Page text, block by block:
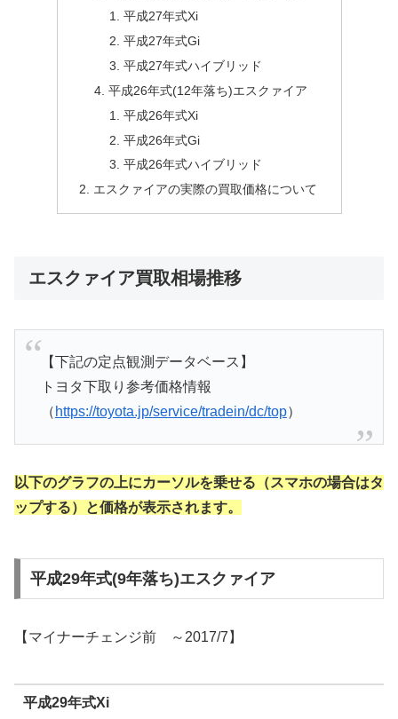
平成27年式Xi
平成27年式Gi
平成27年式ハイブリッド
平成26年式(12年落ち)エスクァイア
平成26年式Xi
平成26年式Gi
平成26年式ハイブリッド
エスクァイアの実際の買取価格について
エスクァイア買取相場推移
【下記の定点観測データベース】
トヨタ下取り参考価格情報
（ https://toyota.jp/service/tradein/dc/top）
以下のグラフの上にカーソルを乗せる（スマホの場合はタ
ップする）と価格が表示されます。
平成29年式(9年落ち)エスクァイア
【マイナーチェンジ前 ～2017/7】
平成29年式Xi